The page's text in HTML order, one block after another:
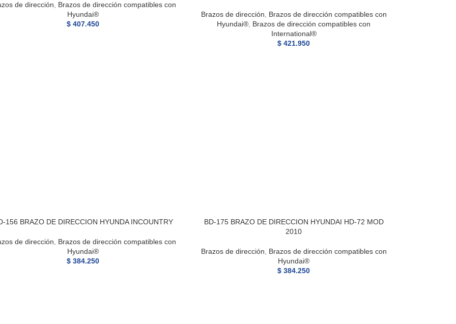
de dirección
Brazos de dirección compatibles con
Hyundai®
$ 407.450
Brazos de dirección
Brazos de dirección compatibles con
Hyundai® Brazos de dirección compatibles con
International®
$ 421.950
156 BRAZO DE DIRECCION HYUNDA INCOUNTRY
de dirección
Brazos de dirección compatibles con
Hyundai®
$ 384.250
BD-175 BRAZO DE DIRECCION HYUNDAI HD-72 MOD
2010
Brazos de dirección
Brazos de dirección compatibles con
Hyundai®
$ 384.250